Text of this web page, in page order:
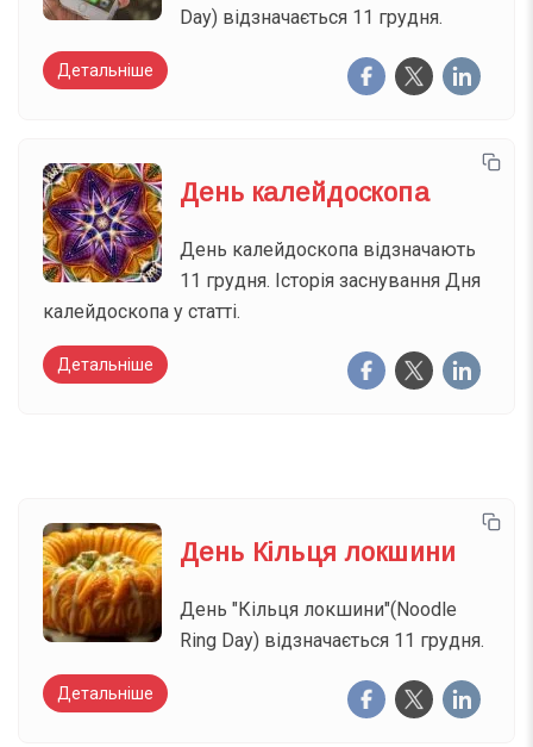
Day) відзначається 11 грудня.
Детальніше
День калейдоскопа
День калейдоскопа відзначають
11 грудня. Історія заснування Дня
калейдоскопа у статті.
Детальніше
День Кільця локшини
День "Кільця локшини"(Noodle
Ring Day) відзначається 11 грудня.
Детальніше